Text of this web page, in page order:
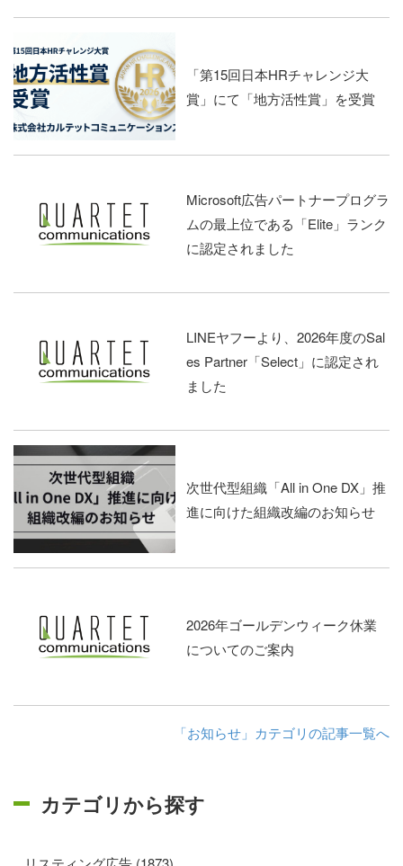
「第15回日本HRチャレンジ大
賞」にて「地方活性賞」を受賞
Microsoft広告パートナープログラ
ムの最上位である「Elite」ランク
に認定されました
LINEヤフーより、2026年度のSal
es Partner「Select」に認定され
ました
次世代型組織「All in One DX」推
進に向けた組織改編のお知らせ
2026年ゴールデンウィーク休業
についてのご案内
「お知らせ」カテゴリの記事一覧へ
カテゴリから探す